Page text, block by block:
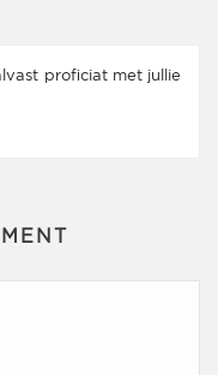
proficiat met jullie